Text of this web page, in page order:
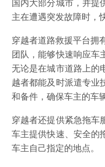
国内大部分城市，并提
主在遭遇突发故障时，
穿越者道路救援平台拥
团队，能够快速响应车
无论是在城市道路上的
越者都能及时派遣专业
和备件，确保车主的车
穿越者还提供紧急拖车
车主提供快速、安全的
车主自己指定的地点。